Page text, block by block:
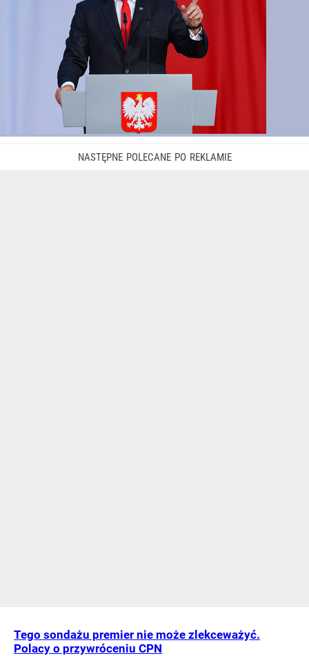
Tego sondażu premier nie może zlekceważyć.
Polacy o przywróceniu CPN